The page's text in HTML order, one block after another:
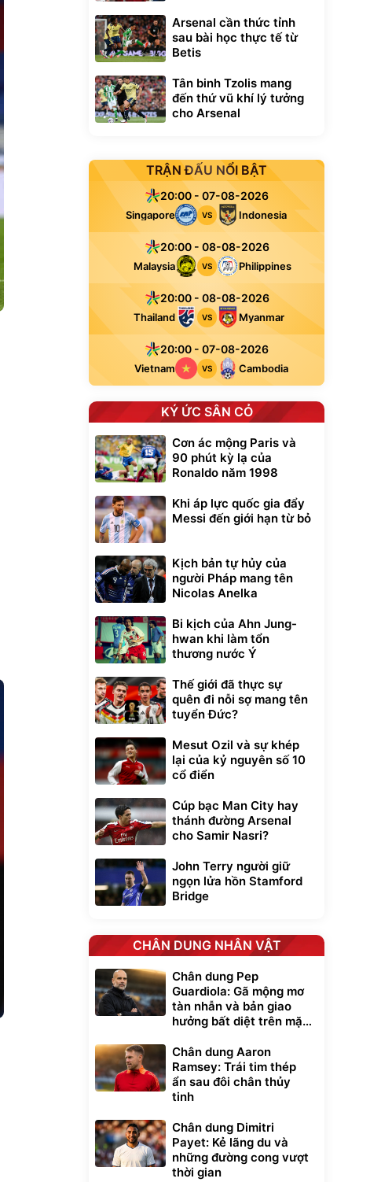
Arsenal cần thức tỉnh
sau bài học thực tế từ
Betis
Tân binh Tzolis mang
đến thứ vũ khí lý tưởng
cho Arsenal
TRẬN ĐẤU NỔI BẬT
20:00 - 07-08-2026
Singapore VS Indonesia
20:00 - 08-08-2026
Malaysia VS Philippines
20:00 - 08-08-2026
Thailand VS Myanmar
20:00 - 07-08-2026
Vietnam VS Cambodia
KÝ ỨC SÂN CỎ
Cơn ác mộng Paris và
90 phút kỳ lạ của
Ronaldo năm 1998
Khi áp lực quốc gia đẩy
Messi đến giới hạn từ bỏ
Kịch bản tự hủy của
người Pháp mang tên
Nicolas Anelka
Bi kịch của Ahn Jung-
hwan khi làm tổn
thương nước Ý
Thế giới đã thực sự
quên đi nỗi sợ mang tên
tuyển Đức?
Mesut Ozil và sự khép
lại của kỷ nguyên số 10
cổ điển
Cúp bạc Man City hay
thánh đường Arsenal
cho Samir Nasri?
John Terry người giữ
ngọn lửa hồn Stamford
Bridge
CHÂN DUNG NHÂN VẬT
Chân dung Pep
Guardiola: Gã mộng mơ
tàn nhẫn và bản giao
hưởng bất diệt trên mặt
Chân dung Aaron
Ramsey: Trái tim thép
ẩn sau đôi chân thủy
tinh
Chân dung Dimitri
Payet: Kẻ lãng du và
những đường cong vượt
thời gian